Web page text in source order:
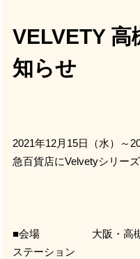
VELVETY 高
知らせ
2021年12月 15日（水）～
急百貨店にVelvetyシリー
■会場 大阪・高槻
ステーション